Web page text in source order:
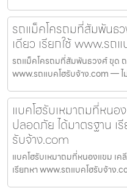
รถแม็คโครถมที่สัมพันธ
เดียว เรียกใช้ www.รถ
รถแม็คโครถมที่สัมพันธวงศ์ ขุด ถ
www.รถแบคโฮรับจ้าง.com — ไ
แบคโฮรับเหมาถมที่หนอ
ปลอดภัย ได้มาตรฐาน เ
รับจ้าง.com
แบคโฮรับเหมาถมที่หนองแขม เ
เรียกหา www.รถแบคโฮรับจ้าง